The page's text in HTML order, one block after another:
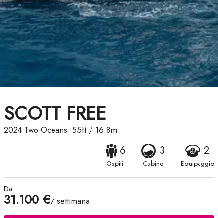
SCOTT FREE
2024 Two Oceans 55ft/ 16.8m
6
Ospiti
3
Cabine
2
Equipaggio
Da
31.100 €/ settimana